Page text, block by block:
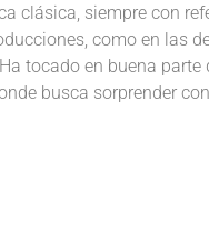
clásica, siempre con
como en las
tocado en buena
busca sorprender